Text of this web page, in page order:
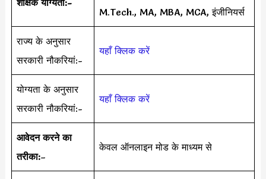
शैक्षिक योग्यता:-
M.Tech., MA, MBA, MCA, इंजीनियर्स
राज्य के अनुसार
सरकारी नौकरियां:-
यहाँ क्लिक करें
योग्यता के अनुसार
सरकारी नौकरियां:-
यहाँ क्लिक करें
आवेदन करने का
तरीका:–
केवल ऑनलाइन मोड के माध्यम से